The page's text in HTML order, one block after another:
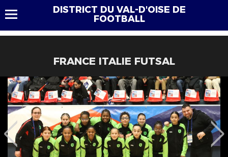
DISTRICT DU VAL-D'OISE DE
FOOTBALL
FRANCE ITALIE FUTSAL